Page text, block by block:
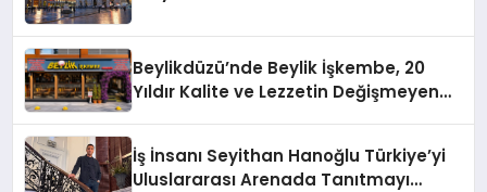
Beylikdüzü’nde Beylik İşkembe, 20
Yıldır Kalite ve Lezzetin Değişmeyen
İş İnsanı Seyithan Hanoğlu Türkiye’yi
Uluslararası Arenada Tanıtmayı